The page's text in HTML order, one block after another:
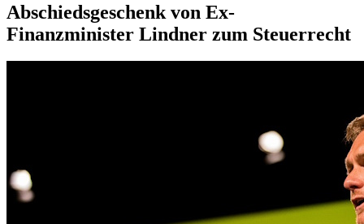
Abschiedsgeschenk von Ex-
Finanzminister Lindner zum Steuerrecht